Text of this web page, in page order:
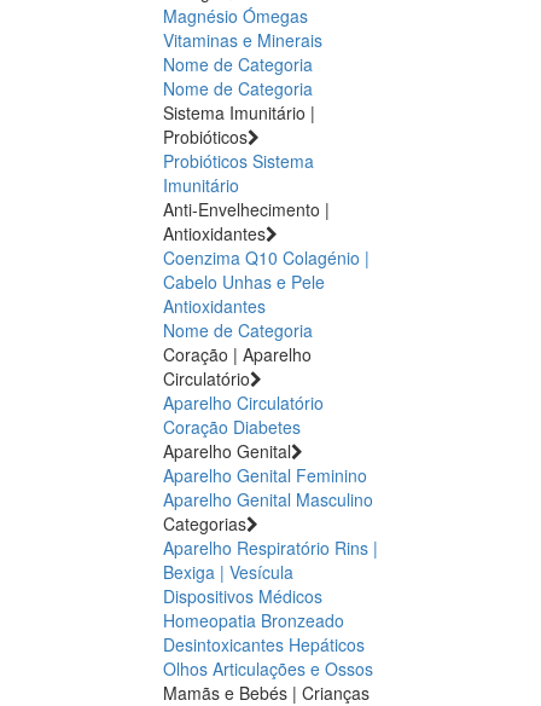
Magnésio Ómegas
Vitaminas e Minerais
Nome de Categoria
Nome de Categoria
Sistema Imunitário |
Probióticos
Probióticos Sistema
Imunitário
Anti-Envelhecimento |
Antioxidantes
Coenzima Q10 Colagénio |
Cabelo Unhas e Pele
Antioxidantes
Nome de Categoria
Coração | Aparelho
Circulatório
Aparelho Circulatório
Coração Diabetes
Aparelho Genital
Aparelho Genital Feminino
Aparelho Genital Masculino
Categorias
Aparelho Respiratório Rins |
Bexiga | Vesícula
Dispositivos Médicos
Homeopatia Bronzeado
Desintoxicantes Hepáticos
Olhos Articulações e Ossos
Mamãs e Bebés | Crianças